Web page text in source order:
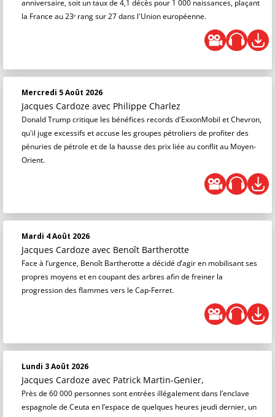
anniversaire, soit un taux de 4,1 décès pour 1 000 naissances, plaçant
la France au 23ᵉ rang sur 27 dans l'Union européenne.
Mercredi 5 Août 2026
Jacques Cardoze avec Philippe Charlez
Donald Trump critique les bénéfices records d'ExxonMobil et Chevron,
qu'il juge excessifs et accuse les groupes pétroliers de profiter des
pénuries de pétrole et de la hausse des prix liée au conflit au Moyen-
Orient.
Mardi 4 Août 2026
Jacques Cardoze avec Benoît Bartherotte
Face à l’urgence, Benoît Bartherotte a décidé d’agir en mobilisant ses
propres moyens et en coupant des arbres afin de freiner la
progression des flammes vers le Cap-Ferret.
Lundi 3 Août 2026
Jacques Cardoze avec Patrick Martin-Genier,
Près de 60 000 personnes sont entrées illégalement dans l’enclave
espagnole de Ceuta en l’espace de quelques heures jeudi dernier, un